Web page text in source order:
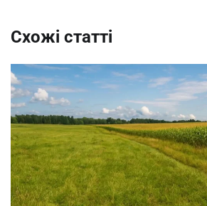
Схожі статті